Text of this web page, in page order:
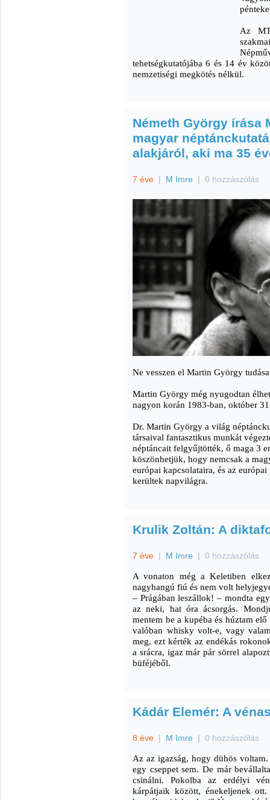
Az
tehetségkutatójába 6 és 14 év
nemzetiségi megkötés nélkül.
Németh György írása
magyar
alakjáról, aki ma 35
7 éve | M Imre | 0 hozzászólás
Ne vesszen el Martin György
Martin György még nyugodtan
nagyon korán 1983-ban, október
Dr. Martin György a világ
társaival fantasztikus munkát
néptáncait felgyűjtötték, ő maga 3
köszönhetjük, hogy nemcsak a
európai kapcsolataira, és az
kerültek napvilágra.
Krulik Zoltán: A
7 éve | M Imre | 0 hozzászólás
A vonaton még a Keletiben
nagyhangú fiú és nem volt
– Prágában leszállok! – mondta
az neki, hat óra ácsorgás.
mentem be a kupéba és húztam
valóban whisky volt-e, vagy
meg, ezt kérték az endékás
a srácra, igaz már pár sörrel
büféjéből.
Kádár Elemér: A
8 éve | M Imre | 0 hozzászólás
Az az igazság, hogy dühös
egy cseppet sem. De már
csinálni. Pokolba az erdélyi
kárpátjaik között, énekeljenek